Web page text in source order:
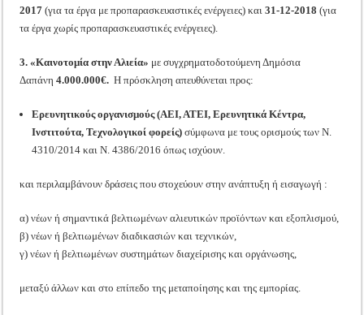
2017 (για τα έργα με προπαρασκευαστικές ενέργειες) και31-12-2018 (για
τα έργα χωρίς προπαρασκευαστικές ενέργειες).
3. «Καινοτομία στην Αλιεία» με συγχρηματοδοτούμενη Δημόσια
Δαπάνη4.000.000€. Η πρόσκληση απευθύνεται προς:
Ερευνητικούς οργανισμούς (ΑΕΙ, ΑΤΕΙ, Ερευνητικά Κέντρα,
Ινστιτούτα, Τεχνολογικοί φορείς) σύμφωνα με τους ορισμούς των Ν.
4310/2014 και Ν. 4386/2016 όπως ισχύουν.
και περιλαμβάνουν δράσεις που στοχεύουν στην ανάπτυξη ή εισαγωγή :
α) νέων ή σημαντικά βελτιωμένων αλιευτικών προϊόντων και εξοπλισμού,
β) νέων ή βελτιωμένων διαδικασιών και τεχνικών,
γ) νέων ή βελτιωμένων συστημάτων διαχείρισης και οργάνωσης,
μεταξύ άλλων και στο επίπεδο της μεταποίησης και της εμπορίας.